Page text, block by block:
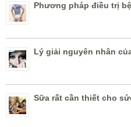
Phương pháp điều trị
Lý giải nguyên nhân
Sữa rất cần thiết cho